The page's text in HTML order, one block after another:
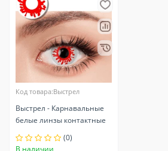
Код товара:Выстрел
Выстрел - Карнавальные
белые линзы контактные
(0)
В наличии